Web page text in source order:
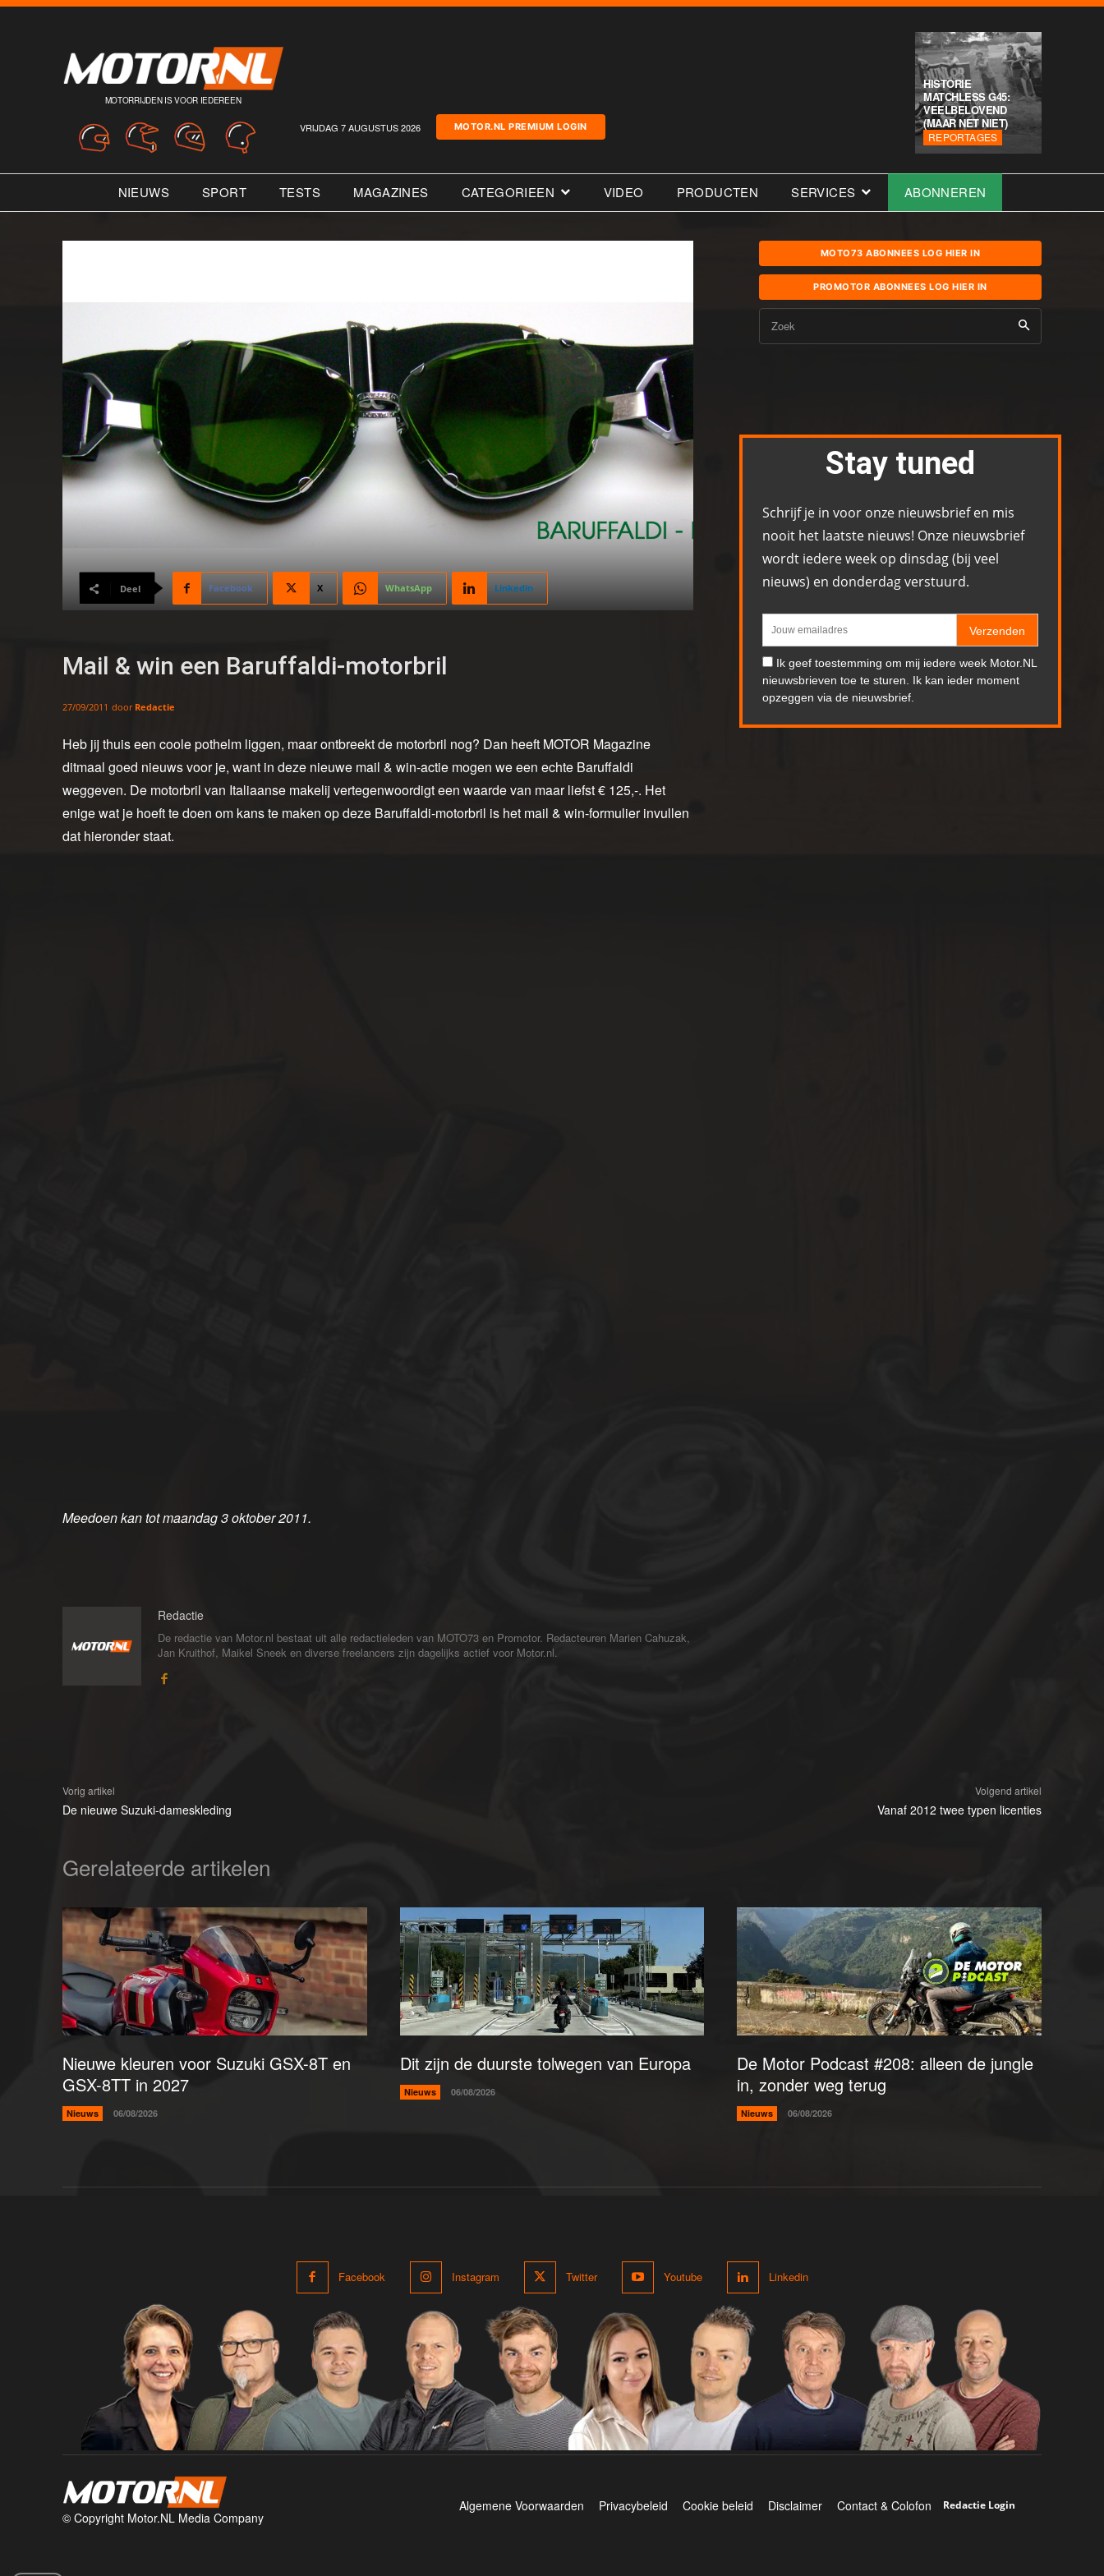
MOTORRIJDEN IS VOOR IEDEREEN
VRIJDAG 7 AUGUSTUS 2026 MOTOR.NL PREMIUM LOGIN
HISTORIE
MATCHLESS G45:
VEELBELOVEND
(MAAR NET NIET)
REPORTAGES
NIEUWS SPORT TESTS MAGAZINES CATEGORIEEN VIDEO PRODUCTEN SERVICES ABONNEREN
Deel Facebook X WhatsApp Linkedin
Mail & win een Baruffaldi-motorbril
27/09/2011 door Redactie
Heb jij thuis een coole pothelm liggen, maar ontbreekt de motorbril nog? Dan heeft MOTOR Magazine
ditmaal goed nieuws voor je, want in deze nieuwe mail & win-actie mogen we een echte Baruffaldi
weggeven. De motorbril van Italiaanse makelij vertegenwoordigt een waarde van maar liefst € 125,-. Het
enige wat je hoeft te doen om kans te maken op deze Baruffaldi-motorbril is het mail & win-formulier invullen
dat hieronder staat.
Meedoen kan tot maandag 3 oktober 2011.
Redactie
De redactie van Motor.nl bestaat uit alle redactieleden van MOTO73 en Promotor. Redacteuren Marien Cahuzak,
Jan Kruithof, Maikel Sneek en diverse freelancers zijn dagelijks actief voor Motor.nl.
MOTO73 ABONNEES LOG HIER IN
PROMOTOR ABONNEES LOG HIER IN
Zoek
Stay tuned
Schrijf je in voor onze nieuwsbrief en mis
nooit het laatste nieuws! Onze nieuwsbrief
wordt iedere week op dinsdag (bij veel
nieuws) en donderdag verstuurd.
Verzenden
Ik geef toestemming om mij iedere week Motor.NL
nieuwsbrieven toe te sturen. Ik kan ieder moment
opzeggen via de nieuwsbrief.
Vorig artikel
De nieuwe Suzuki-dameskleding
Volgend artikel
Vanaf 2012 twee typen licenties
Gerelateerde artikelen
Nieuwe kleuren voor Suzuki GSX-8T en
GSX-8TT in 2027
Nieuws 06/08/2026
Dit zijn de duurste tolwegen van Europa
Nieuws 06/08/2026
De Motor Podcast #208: alleen de jungle
in, zonder weg terug
Nieuws 06/08/2026
Facebook Instagram Twitter Youtube Linkedin
© Copyright Motor.NL Media Company
Algemene Voorwaarden Privacybeleid Cookie beleid Disclaimer Contact & Colofon Redactie Login